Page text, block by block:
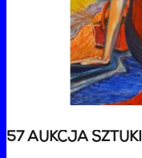
57 AUKCJA SZTUKI